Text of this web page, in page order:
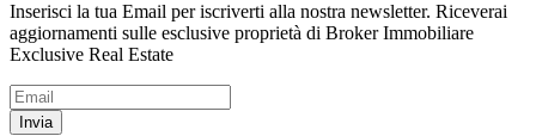
Inserisci la tua Email per iscriverti alla nostra newsletter. Riceverai
aggiornamenti sulle esclusive proprietà di Broker Immobiliare
Exclusive Real Estate
Invia